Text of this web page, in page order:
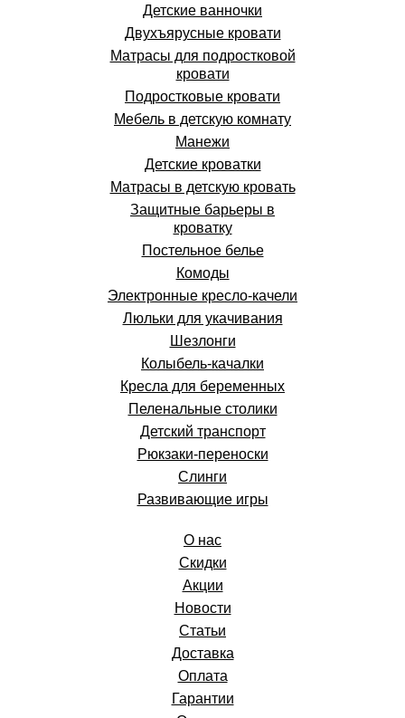
Детские ванночки
Двухъярусные кровати
Матрасы для подростковой
кровати
Подростковые кровати
Мебель в детскую комнату
Манежи
Детские кроватки
Матрасы в детскую кровать
Защитные барьеры в
кроватку
Постельное белье
Комоды
Электронные кресло-качели
Люльки для укачивания
Шезлонги
Колыбель-качалки
Кресла для беременных
Пеленальные столики
Детский транспорт
Рюкзаки-переноски
Слинги
Развивающие игры
О нас
Скидки
Акции
Новости
Статьи
Доставка
Оплата
Гарантии